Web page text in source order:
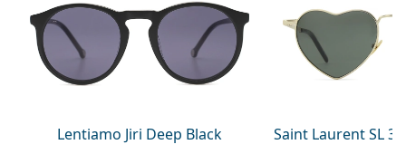
Lentiamo Jiri Deep Black Saint Laurent SL